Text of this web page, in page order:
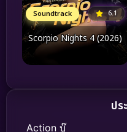
Soundtrack 6.1
Scorpio Nights 4 (2026)
ปร
Action บู๊